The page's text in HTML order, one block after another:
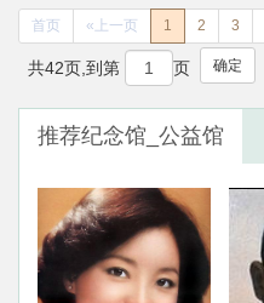
首页 «上一页 1 2 3
共42页,到第 页 确定
推荐纪念馆_公益馆